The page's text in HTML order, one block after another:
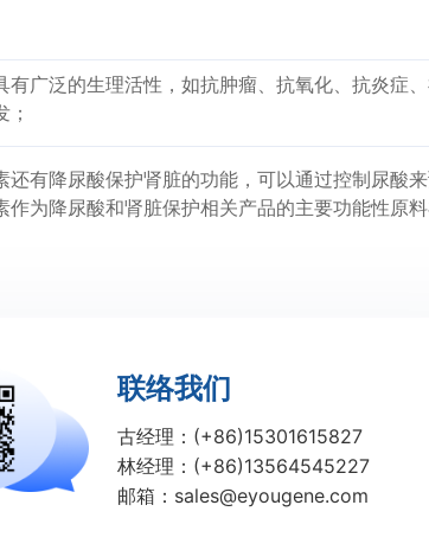
有广泛的生理活性，如抗肿瘤、抗氧化、抗炎症
还有降尿酸保护肾脏的功能，可以通过控制尿酸
作为降尿酸和肾脏保护相关产品的主要功能性原
联络我们
古经理：(+86)15301615827
林经理：(+86)13564545227
邮箱：sales@eyougene.com